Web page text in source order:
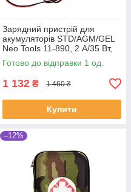
Зарядний пристрій для
акумуляторів STD/AGM/GEL
Neo Tools 11-890, 2 А/35 Вт,
4-60 А/год (SHiz16605)
Готово до відправки 1 од.
1 132 ₴ 1 460 ₴
Купити
–12%